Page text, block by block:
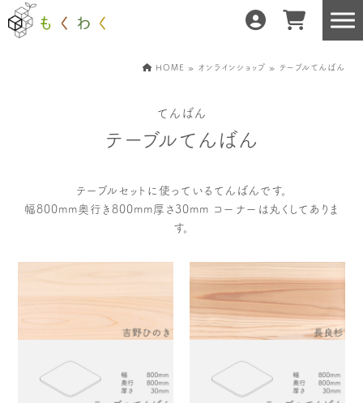
地域の職人の手仕事で
どんな暮らしにもフィット 森と暮らしを環る
お知らせ もくわくの使い方&選び方
木や森のこと もくわく的 わくわく暮らし
もくわく開発ストーリー もくわく産地だより
HOME » オンラインショップ » テーブルてんばん
てんばん
テーブルてんばん
テーブルセットに使っているてんばんです。
幅800mm奥行き800mm厚さ30mm コーナーは丸くしてありま
す。